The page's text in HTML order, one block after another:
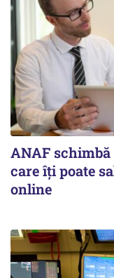
ANAF
care îți poate
online